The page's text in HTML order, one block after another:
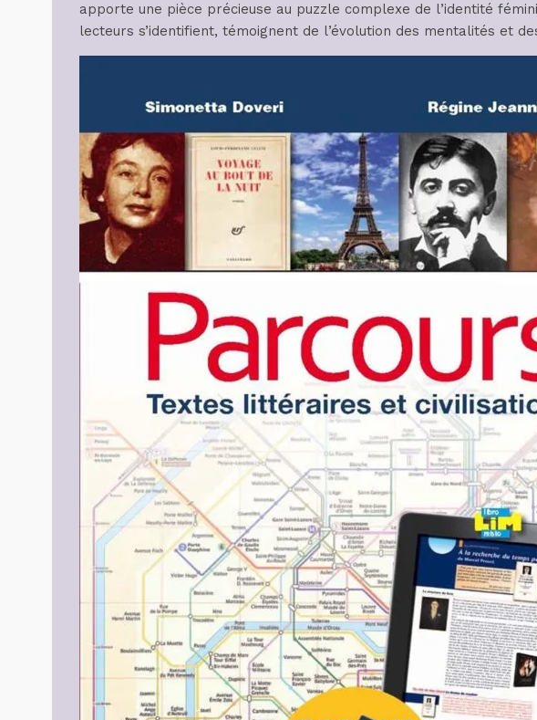
apporte une pièce précieuse au puzzle complexe de l’identité
lecteurs s’identifient, témoignent de l’évolution des mentalités et